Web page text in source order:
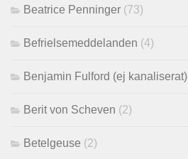
Beatrice Penninger (73)
Befrielsemeddelanden (4)
Benjamin Fulford (ej kanaliserat)
Berit von Scheven (2)
Betelgeuse (2)